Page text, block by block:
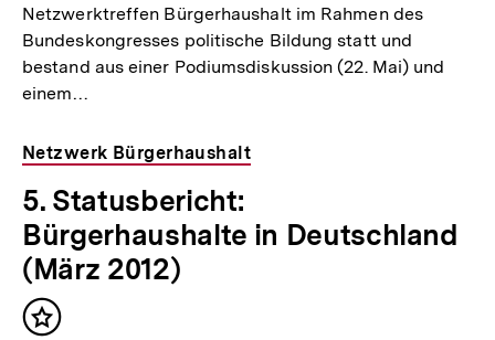
Netzwerktreffen Bürgerhaushalt im Rahmen des
Bundeskongresses politische Bildung statt und
bestand aus einer Podiumsdiskussion (22. Mai) und
einem…
Netzwerk Bürgerhaushalt
5. Statusbericht:
Bürgerhaushalte in Deutschland
(März 2012)
Inhalt